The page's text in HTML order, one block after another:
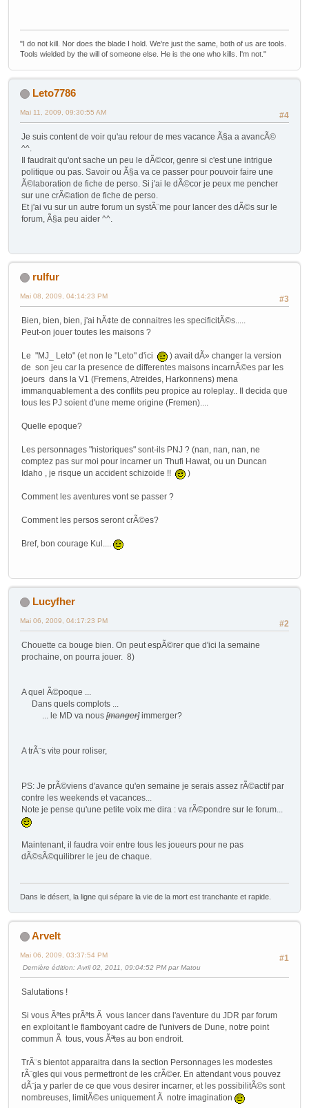
"I do not kill. Nor does the blade I hold. We're just the same, both of us are tools.
Tools wielded by the will of someone else. He is the one who kills. I'm not."
Leto7786
#4
Mai 11, 2009, 09:30:55 AM
Je suis content de voir qu'au retour de mes vacance Ã§a a avancÃ©
^^.
Il faudrait qu'ont sache un peu le dÃ©cor, genre si c'est une intrigue
politique ou pas. Savoir ou Ã§a va ce passer pour pouvoir faire une
Ã©laboration de fiche de perso. Si j'ai le dÃ©cor je peux me pencher
sur une crÃ©ation de fiche de perso.
Et j'ai vu sur un autre forum un systÃ¨me pour lancer des dÃ©s sur le
forum, Ã§a peu aider ^^.
rulfur
#3
Mai 08, 2009, 04:14:23 PM
Bien, bien, bien, j'ai hÃ¢te de connaitres les specificitÃ©s.....
Peut-on jouer toutes les maisons ?
Le "MJ_ Leto" (et non le "Leto" d'ici
) avait dÃ» changer la version
de son jeu car la presence de differentes maisons incarnÃ©es par les
joeurs dans la V1 (Fremens, Atreides, Harkonnens) mena
immanquablement a des conflits peu propice au roleplay.. Il decida que
tous les PJ soient d'une meme origine (Fremen)....
Quelle epoque?
Les personnages "historiques" sont-ils PNJ ? (nan, nan, nan, ne
comptez pas sur moi pour incarner un Thufi Hawat, ou un Duncan
Idaho , je risque un accident schizoide !!
)
Comment les aventures vont se passer ?
Comment les persos seront crÃ©es?
Bref, bon courage Kul....
Lucyfher
#2
Mai 06, 2009, 04:17:23 PM
Chouette ca bouge bien. On peut espÃ©rer que d'ici la semaine
prochaine, on pourra jouer. 8)
A quel Ã©poque ...
Dans quels complots ...
... le MD va nous [manger]immerger?
A trÃ¨s vite pour roliser,
PS: Je prÃ©viens d'avance qu'en semaine je serais assez rÃ©actif par
contre les weekends et vacances...
Note je pense qu'une petite voix me dira : va rÃ©pondre sur le forum...
Maintenant, il faudra voir entre tous les joueurs pour ne pas
dÃ©sÃ©quilibrer le jeu de chaque.
Dans le désert, la ligne qui sépare la vie de la mort est tranchante et rapide.
Arvelt
#1
Mai 06, 2009, 03:37:54 PM
Dernière édition: Avril 02, 2011, 09:04:52 PM par Matou
Salutations !
Si vous Ãªtes prÃªts Ã vous lancer dans l'aventure du JDR par forum
en exploitant le flamboyant cadre de l'univers de Dune, notre point
commun Ã tous, vous Ãªtes au bon endroit.
TrÃ¨s bientot apparaitra dans la section Personnages les modestes
rÃ¨gles qui vous permettront de les crÃ©er. En attendant vous pouvez
dÃ¨ja y parler de ce que vous desirer incarner, et les possibilitÃ©s sont
nombreuses, limitÃ©es uniquement Ã notre imagination